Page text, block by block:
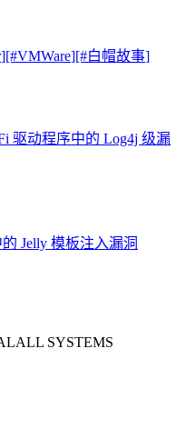
] [#VMWare] [#白帽故事]
驱动程序中的 Log4j 级漏
的 Jelly 模板注入漏洞
ALL SYSTEMS